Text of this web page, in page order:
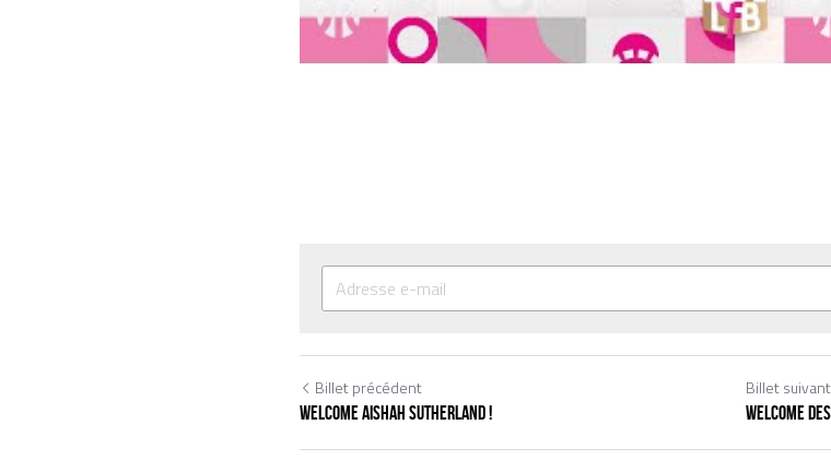
Billet précédent
Welcome Aishah SUTHERLAND !
Billet suivant
Welcome